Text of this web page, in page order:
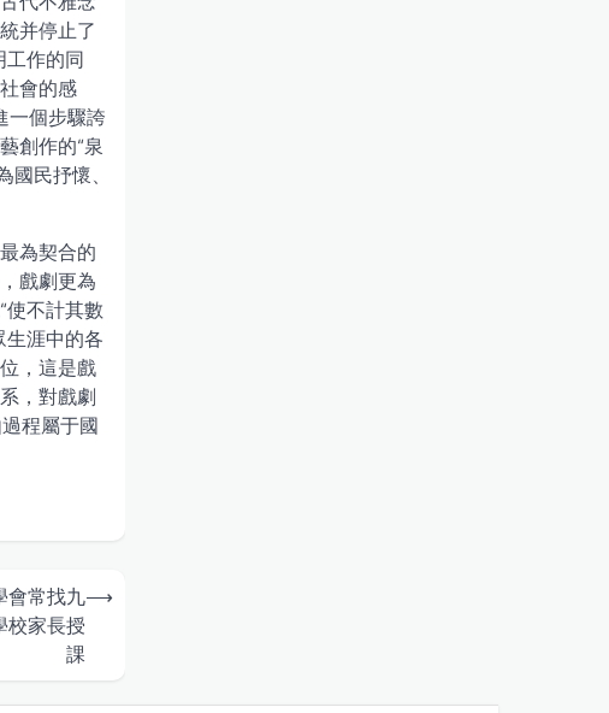
并停止了
作的同
會的感
一個步驟誇
創作的“泉
國民抒懷、
為契合的
戲劇更為
使不計其數
涯中的各
，這是戲
，對戲劇
程屬于國
常找九
校家長授
課
⟶